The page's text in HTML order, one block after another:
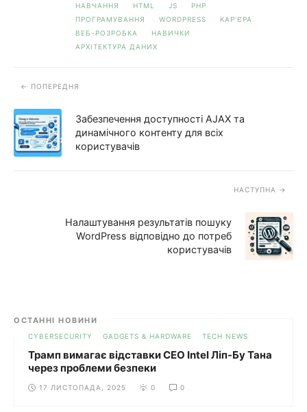
НАВЧАННЯ
HTML JS
PHP
ПРОГРАМУВАННЯ
WORDPRESS
КАР'ЄРА
ВЕБ-РОЗРОБКА
НАВИЧКИ
АРХІТЕКТУРА ДАНИХ
ПОПЕРЕДНЯ
Забезпечення доступності AJAX та
динамічного контенту для всіх
користувачів
НАСТУПНА
Налаштування результатів пошуку
WordPress відповідно до потреб
користувачів
ОСТАННІ НОВИНИ
CYBERSECURITY GADGETS & HARDWARE TECH NEWS
Трамп вимагає відставки CEO Intel Ліп-Бу Тана
через проблеми безпеки
17 ЛИСТОПАДА, 2025 0 0